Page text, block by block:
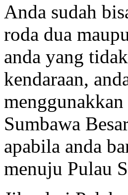
Anda sudah
roda dua
anda yang
kendaraan,
Sumbawa
apabila anda
menuju Pulau